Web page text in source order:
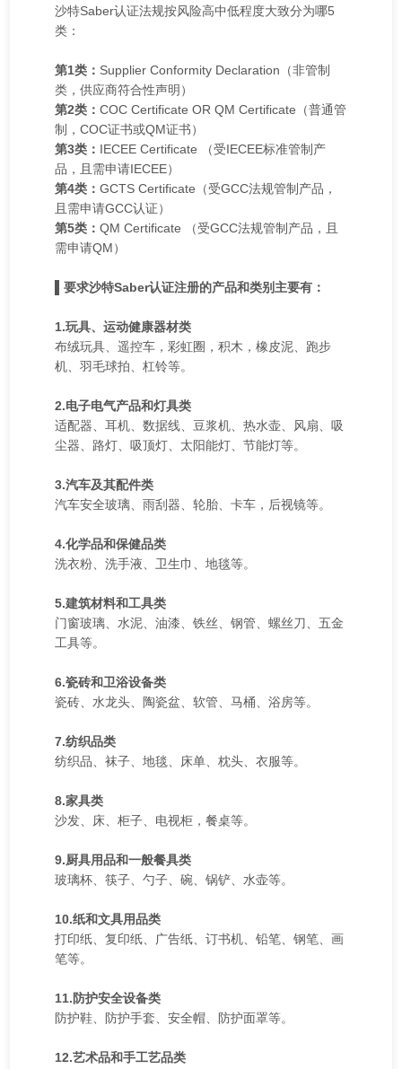
沙特Saber认证法规按风险高中低程度大致分为哪5
类：
第1类： Supplier Conformity Declaration（非管制
类，供应商符合性声明）
第2类：COC Certificate OR QM Certificate（普通管
制，COC证书或QM证书）
第3类： IECEE Certificate （受IECEE标准管制产
品，且需申请IECEE）
第4类：GCTS Certificate（受GCC法规管制产品，
且需申请GCC认证）
第5类：QM Certificate （受GCC法规管制产品，且
需申请QM）
▌要求沙特Saber认证注册的产品和类别主要有：
1.玩具、运动健康器材类
布绒玩具、遥控车，彩虹圈，积木，橡皮泥、跑步
机、羽毛球拍、杠铃等。
2.电子电气产品和灯具类
适配器、耳机、数据线、豆浆机、热水壶、风扇、吸
尘器、路灯、吸顶灯、太阳能灯、节能灯等。
3.汽车及其配件类
汽车安全玻璃、雨刮器、轮胎、卡车，后视镜等。
4.化学品和保健品类
洗衣粉、洗手液、卫生巾、地毯等。
5.建筑材料和工具类
门窗玻璃、水泥、油漆、铁丝、钢管、螺丝刀、五金
工具等。
6.瓷砖和卫浴设备类
瓷砖、水龙头、陶瓷盆、软管、马桶、浴房等。
7.纺织品类
纺织品、袜子、地毯、床单、枕头、衣服等。
8.家具类
沙发、床、柜子、电视柜，餐桌等。
9.厨具用品和一般餐具类
玻璃杯、筷子、勺子、碗、锅铲、水壶等。
10.纸和文具用品类
打印纸、复印纸、广告纸、订书机、铅笔、钢笔、画
笔等。
11.防护安全设备类
防护鞋、防护手套、安全帽、防护面罩等。
12.艺术品和手工艺品类